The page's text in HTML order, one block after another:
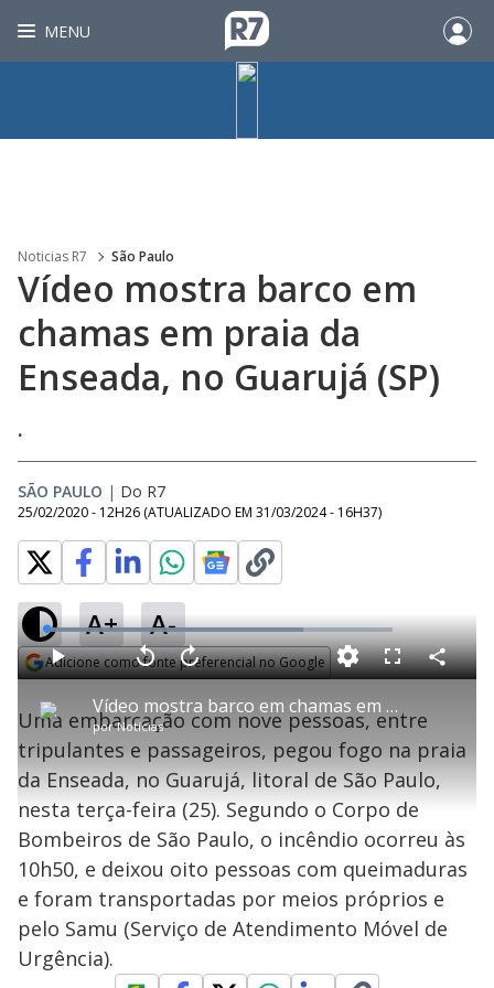
MENU
Noticias R7 São Paulo
Vídeo mostra barco em
chamas em praia da
Enseada, no Guarujá (SP)
.
SÃO PAULO | Do R7
25/02/2020 - 12H26 (ATUALIZADO EM 31/03/2024 - 16H37)
A+ A-
Adicione como fonte preferencial no Google
P
l
a
y
Vídeo mostra barco em chamas em praia da Enseada, no Guarujá (SP)
porNotícias
P V
t
a
r
0
s
e
g
n
d
s
A
n
1
s
e
u
n
o
s
M
u
d
o
L
o
a
d
e
:
7
4
.
2
0
F
l
s
c
e
n
C
o
i
a
r
Uma embarcação com nove pessoas, entre
tripulantes e passageiros, pegou fogo na praia
da Enseada, no Guarujá, litoral de São Paulo,
nesta terça-feira (25). Segundo o Corpo de
Bombeiros de São Paulo, o incêndio ocorreu às
10h50, e deixou oito pessoas com queimaduras
e foram transportadas por meios próprios e
pelo Samu (Serviço de Atendimento Móvel de
Urgência).